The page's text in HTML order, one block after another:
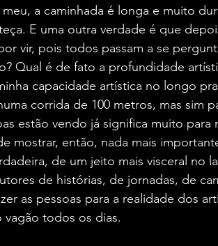
a caminhada é longa e muito
E uma outra verdade é que
vir, pois todos passam a se
Qual é de fato a profundidade
capacidade artística no longo
corrida de 100 metros, mas sim
estão vendo já significa muito para
mostrar, então, nada mais
de um jeito mais visceral no
de histórias, de jornadas, de
as pessoas para a realidade dos
todos os dias.